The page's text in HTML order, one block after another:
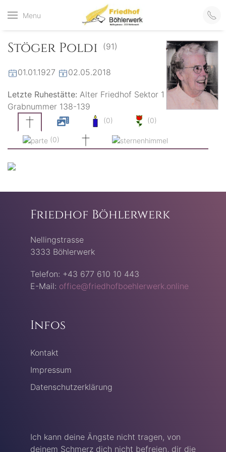
Menu
Friedhof
der virtuelle Friedhof
Stöger Poldi (91)
01.01.1927 02.05.2018
Letzte Ruhestätte: Alter Friedhof Sektor 1
Grabnummer 138-139
(0) (0)
(0)
Friedhof Böhlerwerk
Nellingstrasse
3333 Böhlerwerk
Telefon: +43 677 610 10 443
E-Mail: office@friedhofboehlerwerk.online
Infos
Kontakt
Impressum
Datenschutzerklärung
Ich kann deine Ängste nicht tragen, von
deinem Schmerz dich nicht befreien, dir die